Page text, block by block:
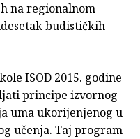
na regionalnom
budističkih
ISOD 2015. godine
principe izvornog
uma ukorijenjenog u
učenja. Taj program